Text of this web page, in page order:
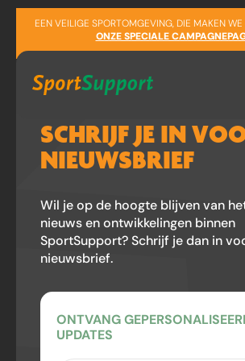
Sla navigatie over
EEN VEILIGE SPORTOMGEVING, DIE MAKEN
ONZE SPECIALE
SCHRIJF JE IN
NIEUWSBRIEF
Wil je op de hoogte blijven van
nieuws en ontwikkelingen binnen
SportSupport? Schrijf je dan in
nieuwsbrief.
ONTVANG
UPDATES